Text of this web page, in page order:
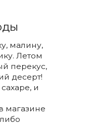
малину,
Летом
перекус,
десерт!
и
магазине